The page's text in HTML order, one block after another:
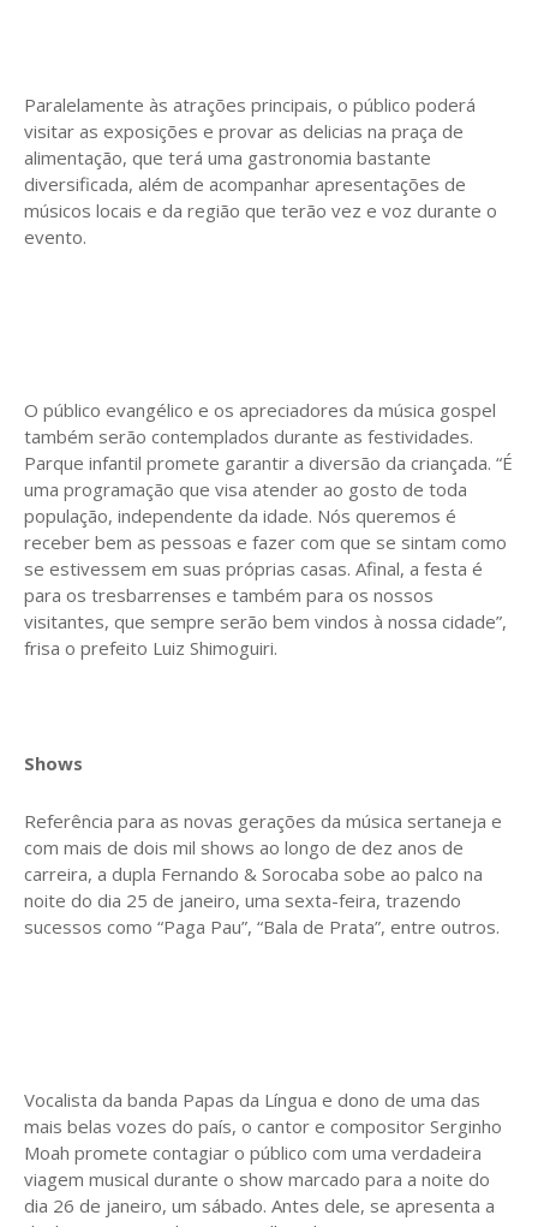
Paralelamente às atrações principais, o público poderá
visitar as exposições e provar as delicias na praça de
alimentação, que terá uma gastronomia bastante
diversificada, além de acompanhar apresentações de
músicos locais e da região que terão vez e voz durante o
evento.
O público evangélico e os apreciadores da música gospel
também serão contemplados durante as festividades.
Parque infantil promete garantir a diversão da criançada. “É
uma programação que visa atender ao gosto de toda
população, independente da idade. Nós queremos é
receber bem as pessoas e fazer com que se sintam como
se estivessem em suas próprias casas. Afinal, a festa é
para os tresbarrenses e também para os nossos
visitantes, que sempre serão bem vindos à nossa cidade”,
frisa o prefeito Luiz Shimoguiri.
Shows
Referência para as novas gerações da música sertaneja e
com mais de dois mil shows ao longo de dez anos de
carreira, a dupla Fernando & Sorocaba sobe ao palco na
noite do dia 25 de janeiro, uma sexta-feira, trazendo
sucessos como “Paga Pau”, “Bala de Prata”, entre outros.
Vocalista da banda Papas da Língua e dono de uma das
mais belas vozes do país, o cantor e compositor Serginho
Moah promete contagiar o público com uma verdadeira
viagem musical durante o show marcado para a noite do
dia 26 de janeiro, um sábado. Antes dele, se apresenta a